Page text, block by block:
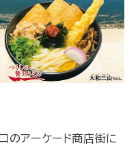
アーケード商店街に